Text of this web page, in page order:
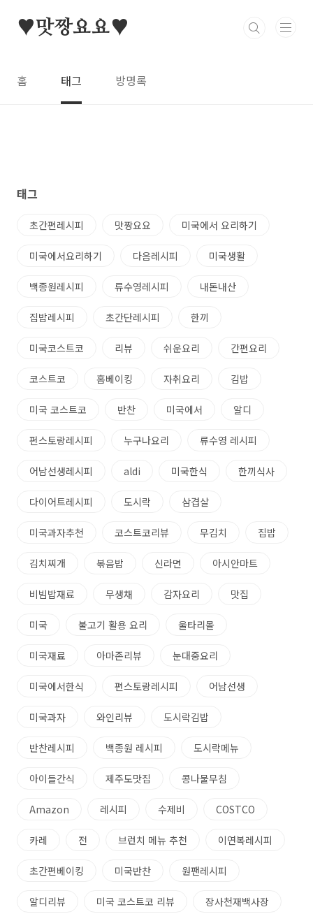
♥맛짱요요♥
홈 태그 방명록
태그
초간편레시피 맛짱요요 미국에서 요리하기
미국에서요리하기 다음레시피 미국생활
백종원레시피 류수영레시피 내돈내산
집밥레시피 초간단레시피 한끼
미국코스트코 리뷰 쉬운요리 간편요리
코스트코 홈베이킹 자취요리 김밥
미국 코스트코 반찬 미국에서 알디
펀스토랑레시피 누구나요리 류수영 레시피
어남선생레시피 aldi 미국한식 한끼식사
다이어트레시피 도시락 삼겹살
미국과자추천 코스트코리뷰 무김치 집밥
김치찌개 볶음밥 신라면 아시안마트
비빔밥재료 무생채 감자요리 맛집
미국 불고기 활용 요리 울타리몰
미국재료 아마존리뷰 눈대중요리
미국에서한식 편스토랑레시피 어남선생
미국과자 와인리뷰 도시락김밥
반찬레시피 백종원 레시피 도시락메뉴
아이들간식 제주도맛집 콩나물무침
Amazon 레시피 수제비 COSTCO
카레 전 브런치 메뉴 추천 이연복레시피
초간편베이킹 미국반찬 원팬레시피
알디리뷰 미국 코스트코 리뷰 장사천재백사장